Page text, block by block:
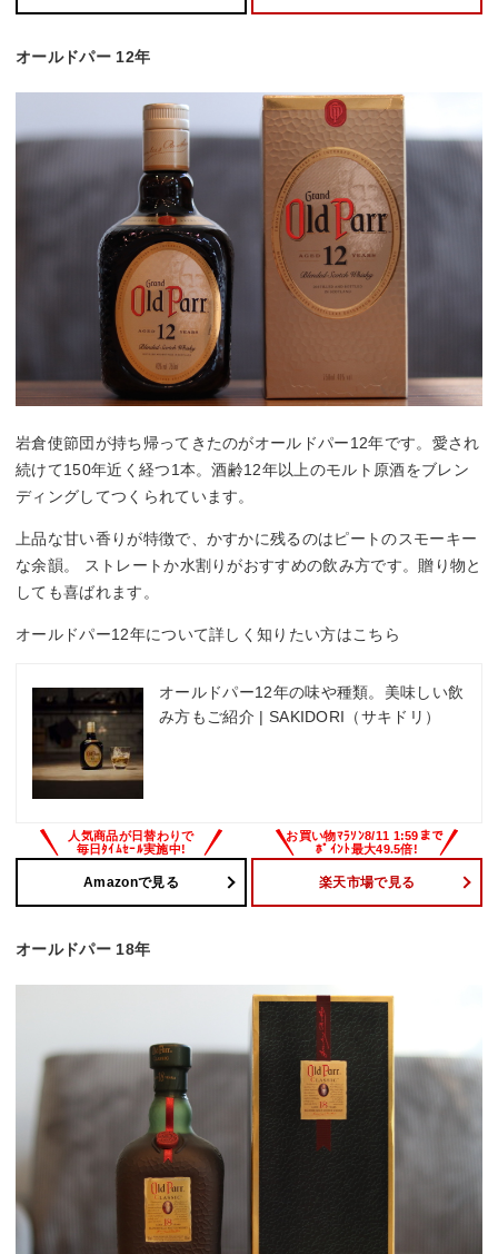
オールドパー 12年
岩倉使節団が持ち帰ってきたのがオールドパー12年です。愛され
続けて150年近く経つ1本。酒齢12年以上のモルト原酒をブレン
ディングしてつくられています。
上品な甘い香りが特徴で、かすかに残るのはピートのスモーキー
な余韻。 ストレートか水割りがおすすめの飲み方です。贈り物と
しても喜ばれます。
オールドパー12年について詳しく知りたい方はこちら
オールドパー12年の味や種類。美味しい飲
み方もご紹介 | SAKIDORI（サキドリ）
Amazonで見る 楽天市場で見る
オールドパー 18年